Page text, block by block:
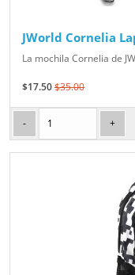
JWorld Cornelia
La mochila Cornelia de
$17.50$35.00